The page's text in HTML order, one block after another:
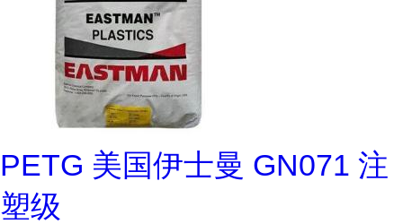
PETG 美国伊士曼 GN071 注
塑级